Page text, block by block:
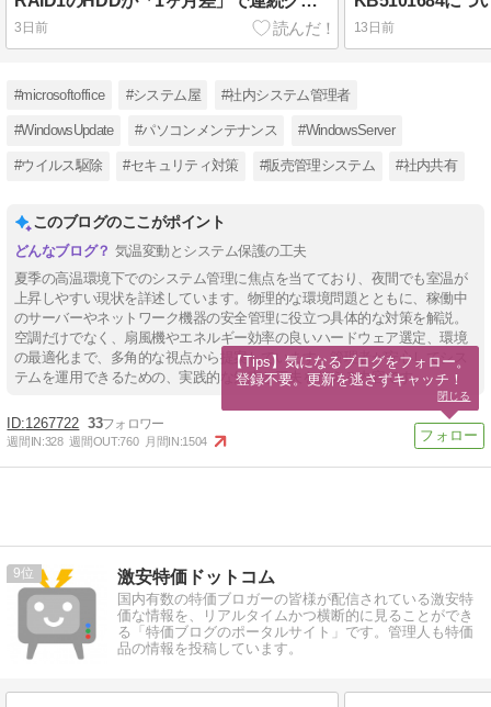
3日前 13日前
#microsoftoffice #システム屋 #社内システム管理者
#WindowsUpdate #パソコンメンテナンス #WindowsServer
#ウイルス駆除 #セキュリティ対策 #販売管理システム #社内共有
このブログのここがポイント
気温変動とシステム保護の工夫
夏季の高温環境下でのシステム管理に焦点を当てており、夜間でも室温が
上昇しやすい現状を詳述しています。物理的な環境問題とともに、稼働中
のサーバーやネットワーク機器の安全管理に役立つ具体的な対策を解説。
空調だけでなく、扇風機やエネルギー効率の良いハードウェア選定、環境
の最適化まで、多角的な視点から提案しています。管理者が安心してシス
テムを運用できるための、実践的な知恵と工夫を伝える内容です。
1267722 33
週間IN:328 週間OUT:760 月間IN:1504
9 激安特価ドットコム
国内有数の特価ブロガーの皆様が配信されている激安特
価な情報を、リアルタイムかつ横断的に見ることができ
る「特価ブログのポータルサイト」です。管理人も特価
品の情報を投稿しています。
【Tips】気になるブログをフォロー。
登録不要。更新を逃さずキャッチ！
閉じる